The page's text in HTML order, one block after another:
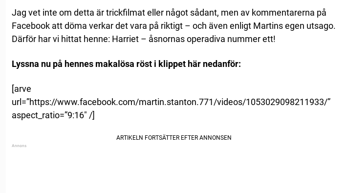
Jag vet inte om detta är trickfilmat eller något sådant, men av kommentarerna på
Facebook att döma verkar det vara på riktigt – och även enligt Martins egen utsago.
Därför har vi hittat henne: Harriet – åsnornas operadiva nummer ett!
Lyssna nu på hennes makalösa röst i klippet här nedanför:
[arve
url=”https://www.facebook.com/martin.stanton.771/videos/1053029098211933/”
aspect_ratio=”9:16″ /]